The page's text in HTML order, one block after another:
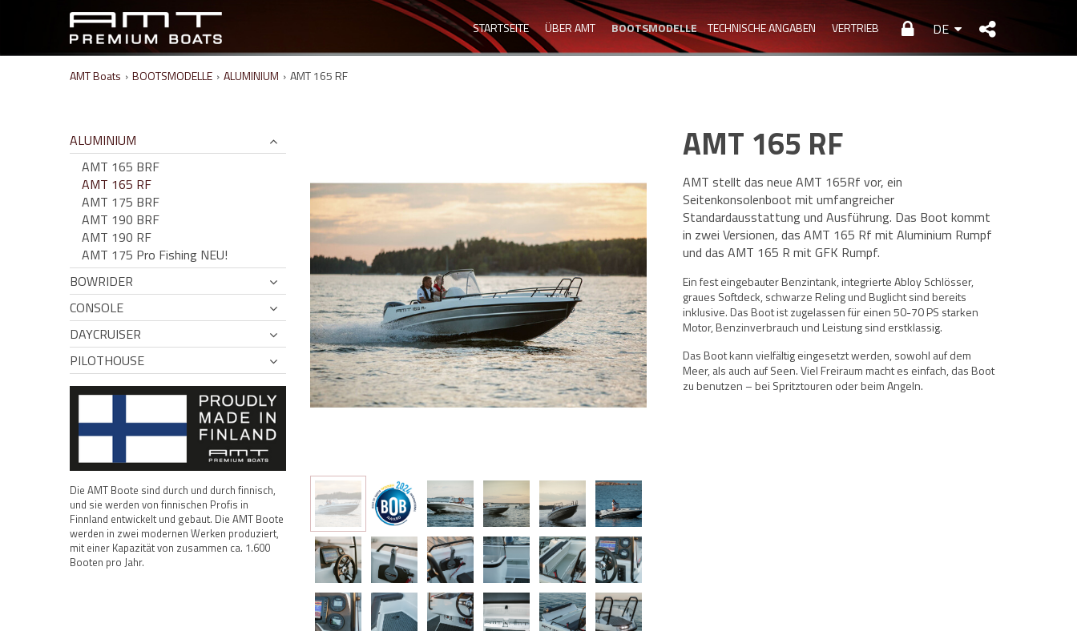
STARTSEITE ÜBER AMT BOOTSMODELLE TECHNISCHE ANGABEN VERTRIEB DE
AMT Boats › BOOTSMODELLE › ALUMINIUM › AMT 165 RF
AMT 165 RF
AMT stellt das neue AMT 165Rf vor, ein
Seitenkonsolenboot mit umfangreicher
Standardausstattung und Ausführung. Das Boot kommt
in zwei Versionen, das AMT 165 Rf mit Aluminium Rumpf
und das AMT 165 R mit GFK Rumpf.
Ein fest eingebauter Benzintank, integrierte Abloy Schlösser,
graues Softdeck, schwarze Reling und Buglicht sind bereits
inklusive. Das Boot ist zugelassen für einen 50-70 PS starken
Motor, Benzinverbrauch und Leistung sind erstklassig.
Das Boot kann vielfältig eingesetzt werden, sowohl auf dem
Meer, als auch auf Seen. Viel Freiraum macht es einfach, das Boot
zu benutzen – bei Spritztouren oder beim Angeln.
ALUMINIUM
AMT 165 BRF
AMT 165 RF
AMT 175 BRF
AMT 190 BRF
AMT 190 RF
AMT 175 Pro Fishing NEU!
BOWRIDER
CONSOLE
DAYCRUISER
PILOTHOUSE
Die AMT Boote sind durch und durch finnisch,
und sie werden von finnischen Profis in
Finnland entwickelt und gebaut. Die AMT Boote
werden in zwei modernen Werken produziert,
mit einer Kapazität von zusammen ca. 1.600
Booten pro Jahr.